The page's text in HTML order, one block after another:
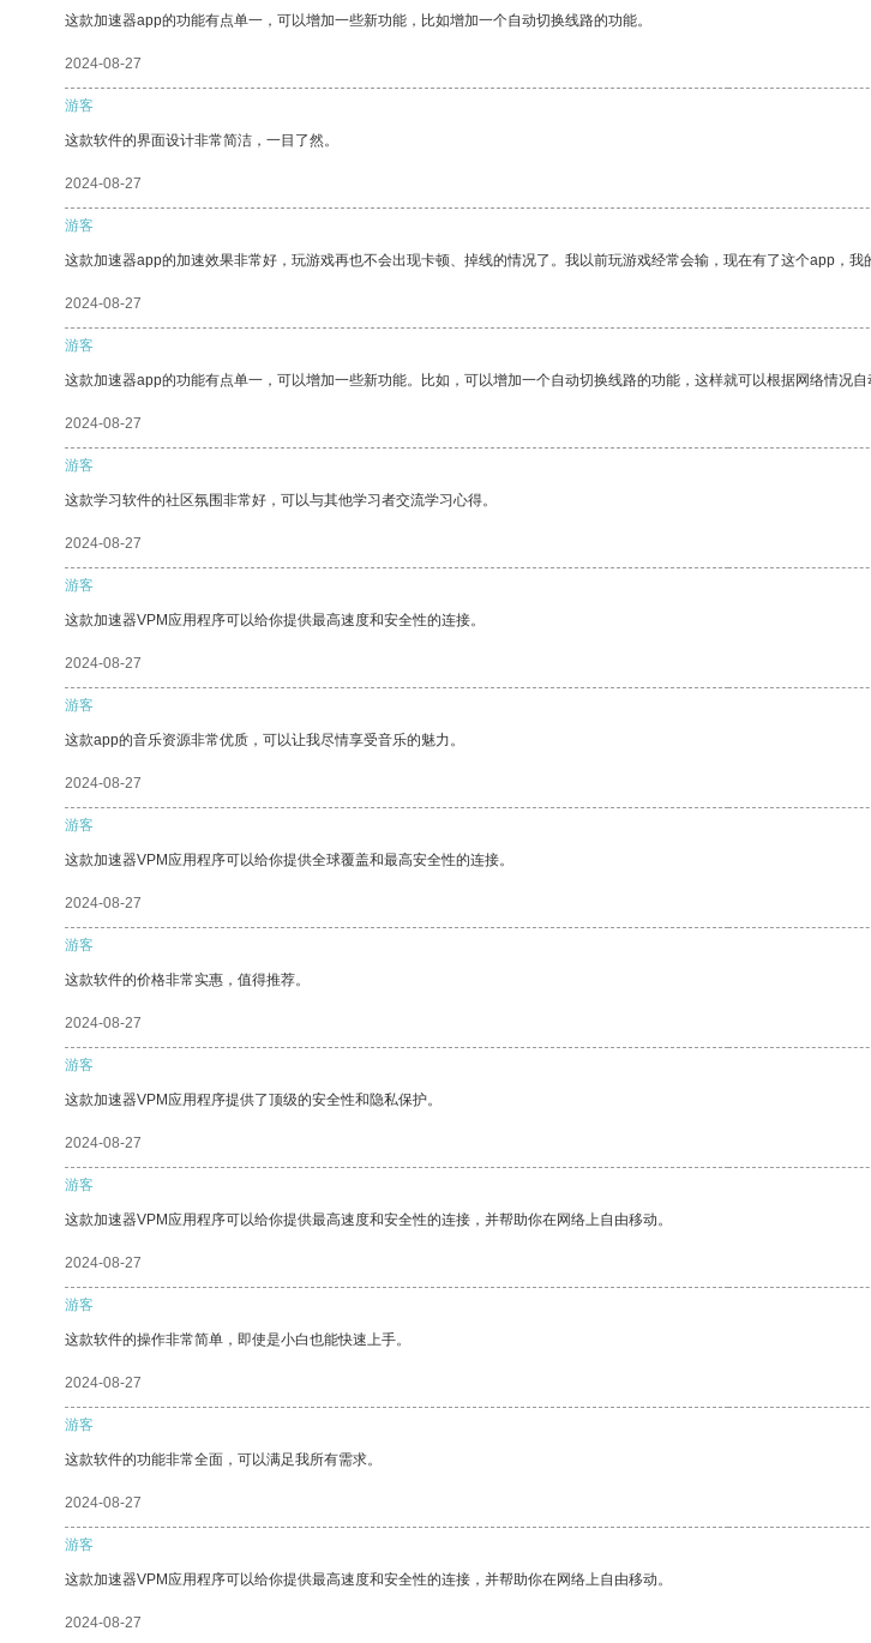
这款加速器app的功能有点单一，可以增加一些新功能，比如增加一个自动切换线路的功能。
2024-08-27
游客
这款软件的界面设计非常简洁，一目了然。
2024-08-27
游客
这款加速器app的加速效果非常好，玩游戏再也不会出现卡顿、掉线的情况了。我以前玩游戏经常会输，现在有了这个app，我
2024-08-27
游客
这款加速器app的功能有点单一，可以增加一些新功能。比如，可以增加一个自动切换线路的功能，这样就可以根据网络情况自
2024-08-27
游客
这款学习软件的社区氛围非常好，可以与其他学习者交流学习心得。
2024-08-27
游客
这款加速器VPM应用程序可以给你提供最高速度和安全性的连接。
2024-08-27
游客
这款app的音乐资源非常优质，可以让我尽情享受音乐的魅力。
2024-08-27
游客
这款加速器VPM应用程序可以给你提供全球覆盖和最高安全性的连接。
2024-08-27
游客
这款软件的价格非常实惠，值得推荐。
2024-08-27
游客
这款加速器VPM应用程序提供了顶级的安全性和隐私保护。
2024-08-27
游客
这款加速器VPM应用程序可以给你提供最高速度和安全性的连接，并帮助你在网络上自由移动。
2024-08-27
游客
这款软件的操作非常简单，即使是小白也能快速上手。
2024-08-27
游客
这款软件的功能非常全面，可以满足我所有需求。
2024-08-27
游客
这款加速器VPM应用程序可以给你提供最高速度和安全性的连接，并帮助你在网络上自由移动。
2024-08-27